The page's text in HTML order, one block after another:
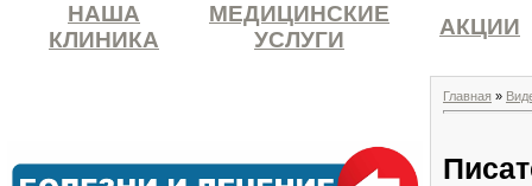
НАША
КЛИНИКА
МЕДИЦИНСКИЕ
УСЛУГИ
АКЦИИ
Главная »